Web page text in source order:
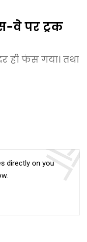
वे पर ट्रक
ही फंस गया। तथा
directly on you